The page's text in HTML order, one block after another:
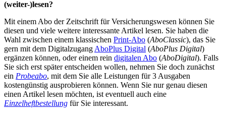
(weiter-)lesen?
Mit einem Abo der Zeitschrift für Versicherungswesen können Sie
diesen und viele weitere interessante Artikel lesen. Sie haben die
Wahl zwischen einem klassischen Print-Abo (AboClassic), das Sie
gern mit dem DigitalzugangAboPlus Digital (AboPlus Digital)
ergänzen können, oder einem rein digitalen Abo (AboDigital). Falls
Sie sich erst später entscheiden wollen, nehmen Sie doch zunächst
ein Probeabo, mit dem Sie alle Leistungen für 3 Ausgaben
kostengünstig ausprobieren können. Wenn Sie nur genau diesen
einen Artikel lesen möchten, ist eventuell auch eine
Einzelheftbestellung für Sie interessant.